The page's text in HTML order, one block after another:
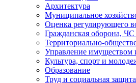
Архитектура
Муниципальное
Оценка регулирующего
Гражданская оборона, ЧС
Территориально-
Управление имуществом
Культура, спорт и
Образование
Труд и социальная